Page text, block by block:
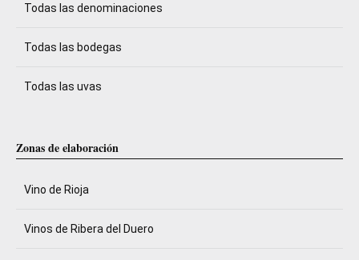
Todas las denominaciones
Todas las bodegas
Todas las uvas
Zonas de elaboración
Vino de Rioja
Vinos de Ribera del Duero